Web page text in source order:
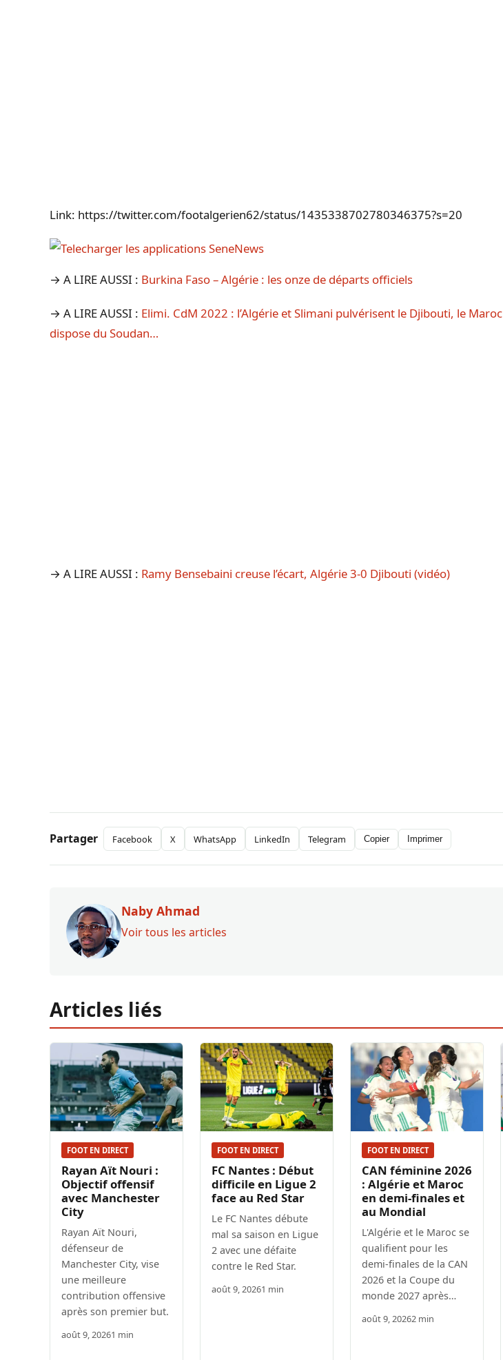
Link: https://twitter.com/footalgerien62/status/1435338702780346375?s=20
→ A LIRE AUSSI : Burkina Faso – Algérie : les onze de départs officiels
→ A LIRE AUSSI : Elimi. CdM 2022 : l’Algérie et Slimani pulvérisent le Djibouti, le Maroc
dispose du Soudan…
→ A LIRE AUSSI : Ramy Bensebaini creuse l’écart, Algérie 3-0 Djibouti (vidéo)
Partager Facebook X WhatsApp LinkedIn Telegram Copier Imprimer
Naby Ahmad
Voir tous les articles
Articles liés
FOOT EN DIRECT
Rayan Aït Nouri :
Objectif offensif
avec Manchester
City
Rayan Aït Nouri,
défenseur de
Manchester City, vise
une meilleure
contribution offensive
après son premier but.
août 9, 20261 min
FOOT EN DIRECT
FC Nantes : Début
difficile en Ligue 2
face au Red Star
Le FC Nantes débute
mal sa saison en Ligue
2 avec une défaite
contre le Red Star.
août 9, 20261 min
FOOT EN DIRECT
CAN féminine 2026
: Algérie et Maroc
en demi-finales et
au Mondial
L'Algérie et le Maroc se
qualifient pour les
demi-finales de la CAN
2026 et la Coupe du
monde 2027 après…
août 9, 20262 min